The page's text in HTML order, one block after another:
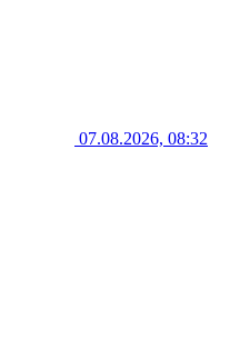
07.08.2026, 08:32